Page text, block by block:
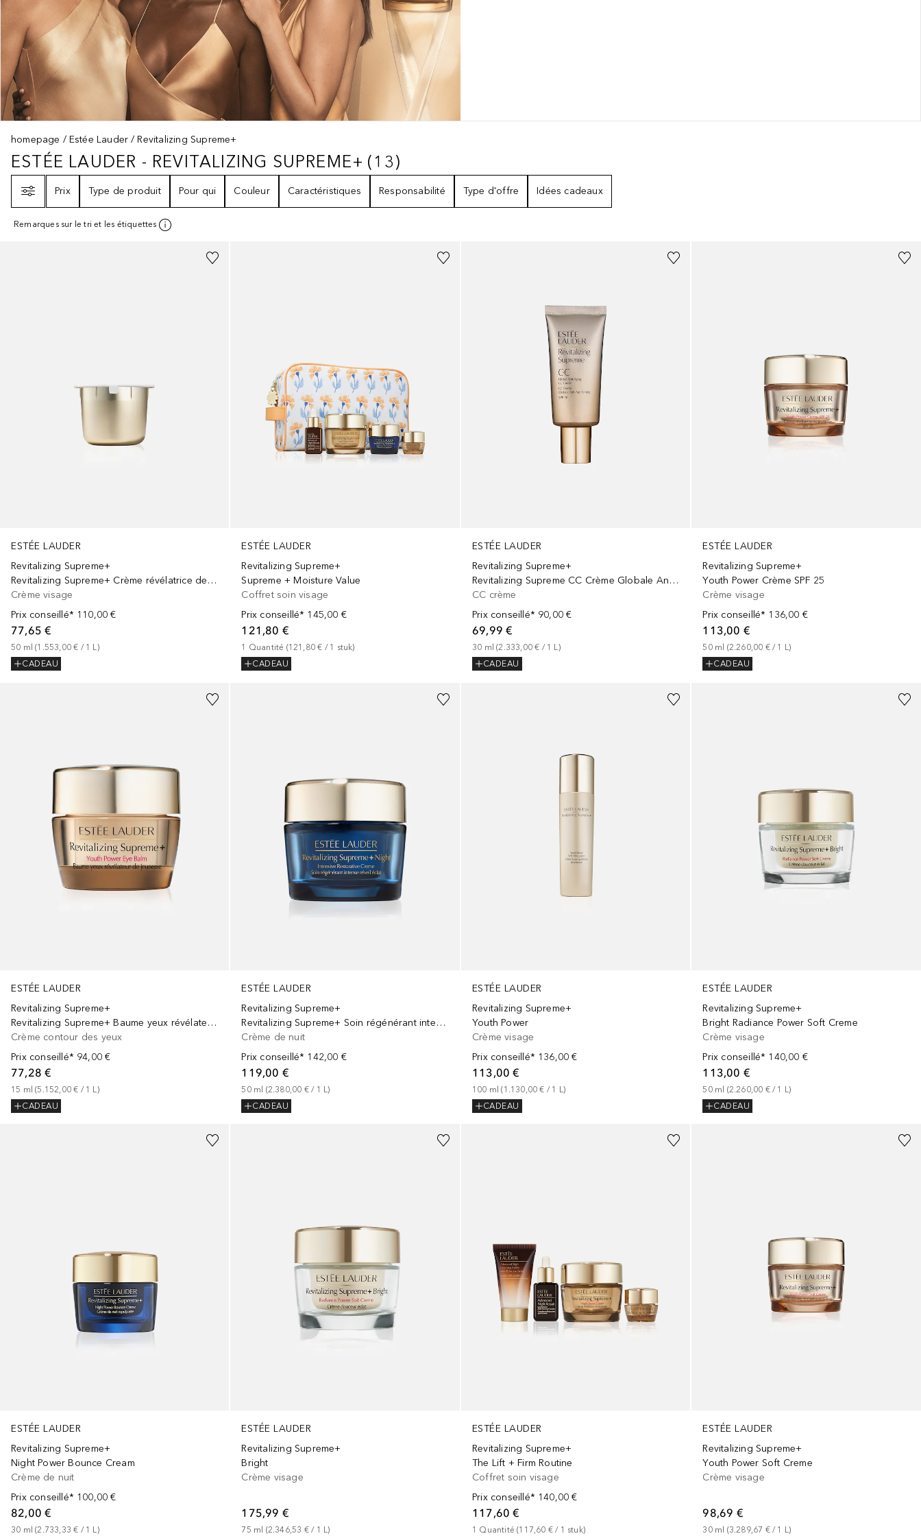
homepage Estée Lauder Revitalizing Supreme+
ESTÉE LAUDER - REVITALIZING SUPREME+13RÉSULTATS
ESTÉE LAUDER - REVITALIZING SUPREME+ (13)
Prix
Type de produit Pour qui Couleur Caractéristiques Responsabilité Type d'offre Idées cadeaux
Remarques sur le tri et les étiquettes
ESTÉE LAUDER
Revitalizing Supreme+
Revitalizing Supreme+ Crème révélatrice de jeunesse
Crème visage
Prix conseillé* 110,00 €
77,65 €
50 ml (1.553,00 € / 1 L)
CADEAU
ESTÉE LAUDER
Revitalizing Supreme+
Supreme + Moisture Value
Coffret soin visage
Prix conseillé* 145,00 €
121,80 €
1 Quantité (121,80 € / 1 stuk)
CADEAU
ESTÉE LAUDER
Revitalizing Supreme+
Revitalizing Supreme CC Crème Globale Anti-Age Teintée SPF10
CC crème
Prix conseillé* 90,00 €
69,99 €
30 ml (2.333,00 € / 1 L)
CADEAU
ESTÉE LAUDER
Revitalizing Supreme+
Youth Power Crème SPF 25
Crème visage
Prix conseillé* 136,00 €
113,00 €
50 ml (2.260,00 € / 1 L)
CADEAU
ESTÉE LAUDER
Revitalizing Supreme+
Revitalizing Supreme+ Baume yeux révélateur de jeunesse
Crème contour des yeux
Prix conseillé* 94,00 €
77,28 €
15 ml (5.152,00 € / 1 L )
CADEAU
ESTÉE LAUDER
Revitalizing Supreme+
Revitalizing Supreme+ Soin régénérant intense réveil éclat
Crème de nuit
Prix conseillé* 142,00 €
119,00 €
50 ml (2.380,00 € / 1 L)
CADEAU
ESTÉE LAUDER
Revitalizing Supreme+
Youth Power
Crème visage
Prix conseillé* 136,00 €
113,00 €
100 ml (1.130,00 € / 1 L )
CADEAU
ESTÉE LAUDER
Revitalizing Supreme+
Bright Radiance Power Soft Creme
Crème visage
Prix conseillé* 140,00 €
113,00 €
50 ml (2.260,00 € / 1 L)
CADEAU
ESTÉE LAUDER
Revitalizing Supreme+
Night Power Bounce Cream
Crème de nuit
Prix conseillé* 100,00 €
82,00 €
30 ml (2.733,33 € / 1 L)
ESTÉE LAUDER
Revitalizing Supreme+
Bright
Crème visage
175,99 €
75 ml (2.346,53 € / 1 L)
ESTÉE LAUDER
Revitalizing Supreme+
The Lift + Firm Routine
Coffret soin visage
Prix conseillé* 140,00 €
117,60 €
1 Quantité (117,60 € / 1 stuk)
ESTÉE LAUDER
Revitalizing Supreme+
Youth Power Soft Creme
Crème visage
98,69 €
30 ml (3.289,67 € / 1 L)